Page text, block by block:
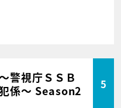
警視庁ＳＳＢ
係～ Season2
5